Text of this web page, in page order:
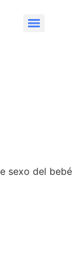
sexo del bebé